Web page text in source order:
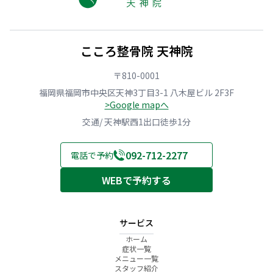
こころ整骨院 天神院
〒810-0001
福岡県福岡市中央区天神3丁目3-1 八木屋ビル 2F3F
>Google mapへ
交通/ 天神駅西1出口徒歩1分
電話で予約
092-712-2277
WEBで予約する
サービス
ホーム
症状一覧
メニュー一覧
スタッフ紹介